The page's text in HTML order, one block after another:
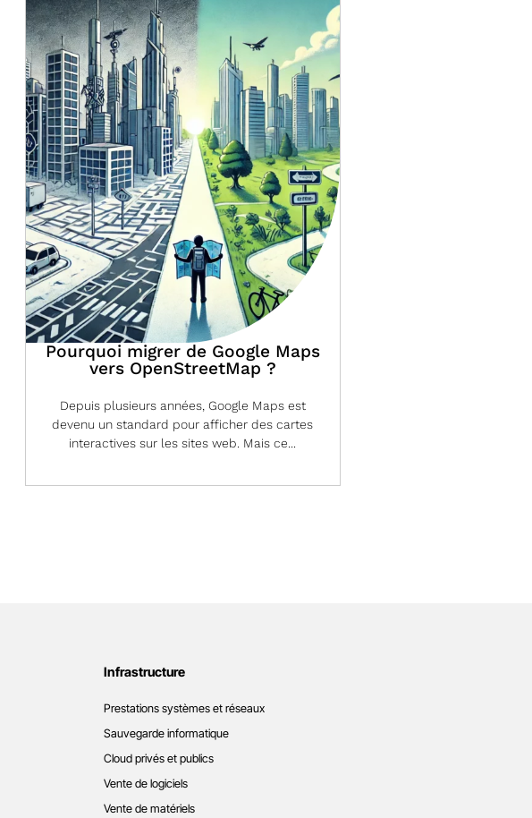
Pourquoi migrer de Google Maps
vers OpenStreetMap ?
Depuis plusieurs années, Google Maps est
devenu un standard pour afficher des cartes
interactives sur les sites web. Mais ce...
Infrastructure
Prestations systèmes et réseaux
Sauvegarde informatique
Cloud privés et publics
Vente de logiciels
Vente de matériels